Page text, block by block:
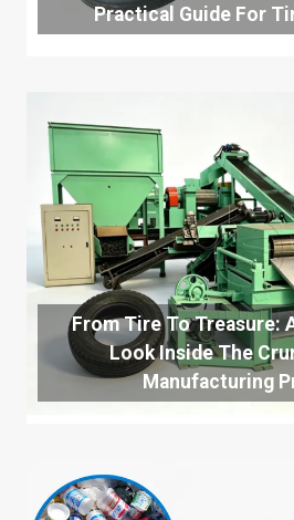
Practical Guide For
From Tire To Treasure:
Look Inside The
Manufacturing